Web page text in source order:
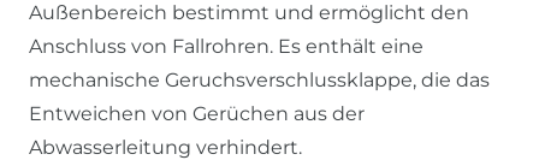
Außenbereich bestimmt und ermöglicht den
Anschluss von Fallrohren. Es enthält eine
mechanische Geruchsverschlussklappe, die das
Entweichen von Gerüchen aus der
Abwasserleitung verhindert.